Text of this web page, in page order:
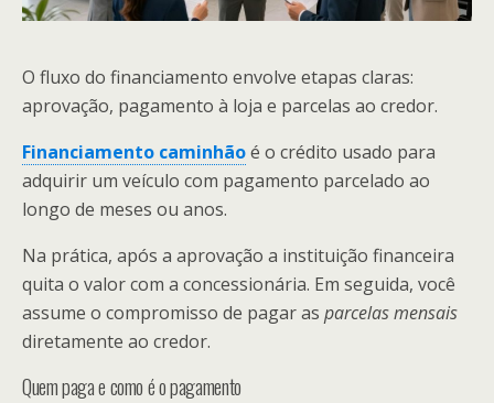
O fluxo do financiamento envolve etapas claras:
aprovação, pagamento à loja e parcelas ao credor.
Financiamento caminhãoé o crédito usado para
adquirir um veículo com pagamento parcelado ao
longo de meses ou anos.
Na prática, após a aprovação a instituição financeira
quita o valor com a concessionária. Em seguida, você
assume o compromisso de pagar as parcelas mensais
diretamente ao credor.
Quem paga e como é o pagamento